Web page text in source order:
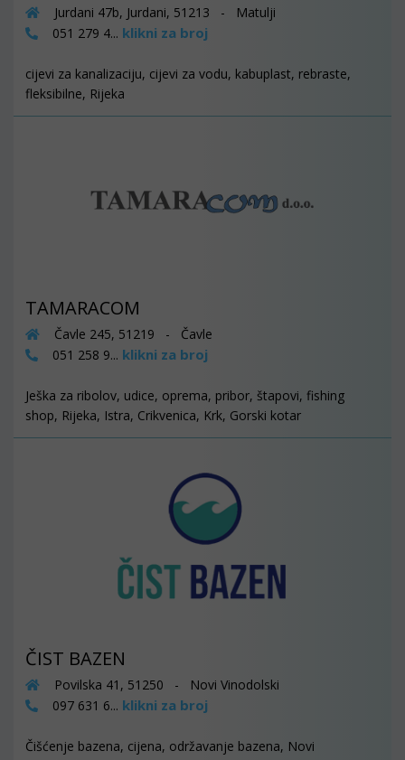
Jurdani 47b, Jurdani, 51213 - Matulji
051 279 4... klikni za broj
cijevi za kanalizaciju, cijevi za vodu, kabuplast, rebraste,
fleksibilne, Rijeka
TAMARACOM
Čavle 245, 51219 - Čavle
051 258 9... klikni za broj
Ješka za ribolov, udice, oprema, pribor, štapovi, fishing
shop, Rijeka, Istra, Crikvenica, Krk, Gorski kotar
ČIST BAZEN
Povilska 41, 51250 - Novi Vinodolski
097 631 6... klikni za broj
Čišćenje bazena, cijena, održavanje bazena, Novi